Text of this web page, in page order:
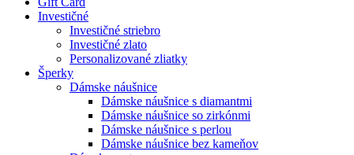
Investičné
Investičné striebro
Investičné zlato
Personalizované zliatky
Šperky
Dámske náušnice
Dámske náušnice s diamantmi
Dámske náušnice so zirkónmi
Dámske náušnice s perlou
Dámske náušnice bez kameňov